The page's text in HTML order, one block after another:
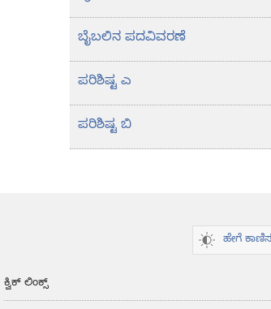
ಬೈಬಲಿನ ಪದವಿವರಣೆ
ಪರಿಶಿಷ್ಟ ಎ
ಪರಿಶಿಷ್ಟ ಬಿ
ಹೇಗೆ
ಕ್ವಿಕ್ ಲಿಂಕ್ಸ್